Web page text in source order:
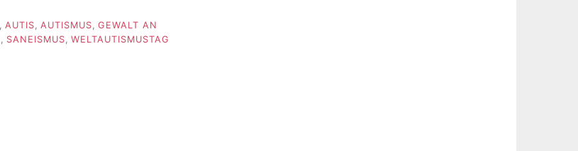
AUTIS AUTISMUS GEWALT AN
SANEISMUS WELTAUTISMUSTAG